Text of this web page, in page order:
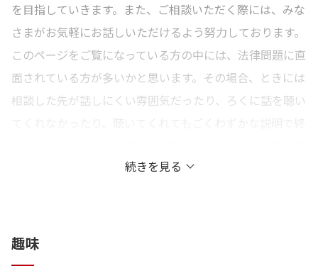
を目指していきます。また、ご相談いただく際には、みな
さまがお気軽にお話しいただけるよう努力しております。
このページをご覧になっている方の中には、法律問題に直
面されている方が多いかと思います。その場合、ときには
相談した先が話しにくい雰囲気だったり、ろくに話を聴い
ません。私は、そのようにはせず、みなさまがお話ししや
続きを見る
趣味